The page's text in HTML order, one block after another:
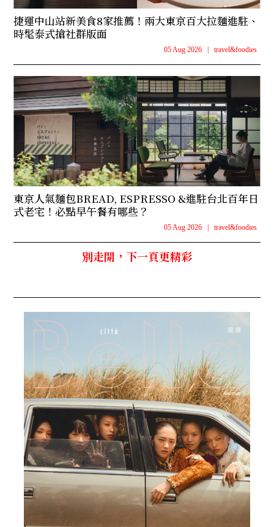
捷運中山站新美食8家推薦！兩大東京百大拉麵進駐、
時髦泰式搶社群版面
05 Aug 2026 | travel&foodies
東京人氣麵包BREAD, ESPRESSO &進駐台北百年日
式老宅！必點早午餐有哪些？
05 Aug 2026 | travel&foodies
別走開，下一頁更精彩